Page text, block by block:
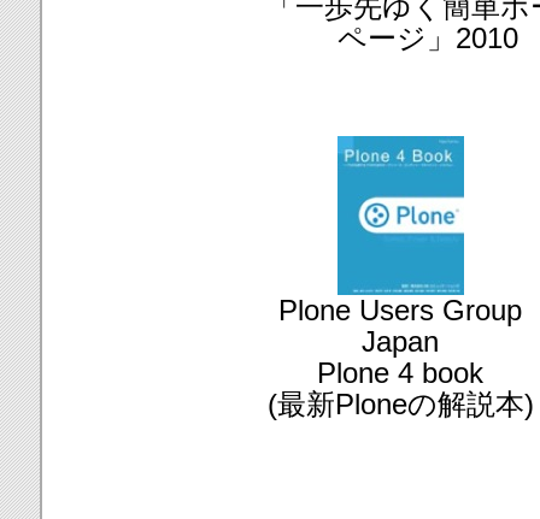
「一歩先ゆく簡単ホ
ページ」2010
Plone Users Group
Japan
Plone 4 book
(最新Ploneの解説本)